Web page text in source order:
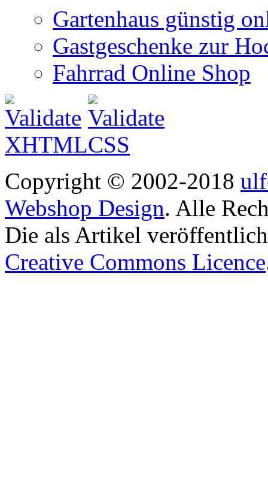
Gartenhaus günstig
Gastgeschenke zur
Fahrrad Online Shop
Copyright © 2002-2018
Webshop Design. Alle
Die als Artikel
Creative Commons Licence